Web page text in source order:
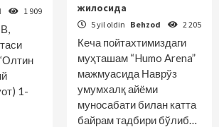
1 909
1-
жилосида
5 yil oldin Behzod 2 205
Кеча пойтахтимиздаги
муҳташам “Humo Arena”
мажмуасида Нав­рўз
умумхалқ айёми
муносабати билан катта
байрам тадбири бўлиб…